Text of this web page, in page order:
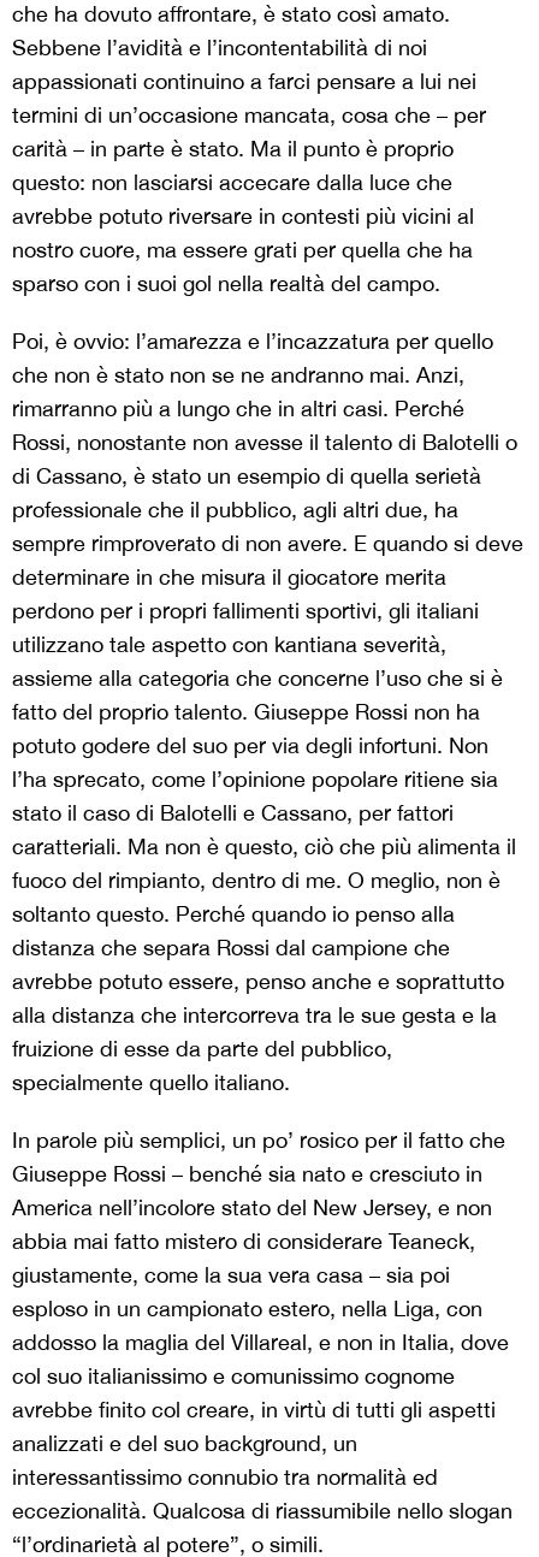
che ha dovuto affrontare, è stato così amato.
Sebbene l’avidità e l’incontentabilità di noi
appassionati continuino a farci pensare a lui nei
termini di un’occasione mancata, cosa che – per
carità – in parte è stato. Ma il punto è proprio
questo: non lasciarsi accecare dalla luce che
avrebbe potuto riversare in contesti più vicini al
nostro cuore, ma essere grati per quella che ha
sparso con i suoi gol nella realtà del campo.
Poi, è ovvio: l’amarezza e l’incazzatura per quello
che non è stato non se ne andranno mai. Anzi,
rimarranno più a lungo che in altri casi. Perché
Rossi, nonostante non avesse il talento di Balotelli o
di Cassano, è stato un esempio di quella serietà
professionale che il pubblico, agli altri due, ha
sempre rimproverato di non avere. E quando si deve
determinare in che misura il giocatore merita
perdono per i propri fallimenti sportivi, gli italiani
utilizzano tale aspetto con kantiana severità,
assieme alla categoria che concerne l’uso che si è
fatto del proprio talento. Giuseppe Rossi non ha
potuto godere del suo per via degli infortuni. Non
l’ha sprecato, come l’opinione popolare ritiene sia
stato il caso di Balotelli e Cassano, per fattori
caratteriali. Ma non è questo, ciò che più alimenta il
fuoco del rimpianto, dentro di me. O meglio, non è
soltanto questo. Perché quando io penso alla
distanza che separa Rossi dal campione che
avrebbe potuto essere, penso anche e soprattutto
alla distanza che intercorreva tra le sue gesta e la
fruizione di esse da parte del pubblico,
specialmente quello italiano.
In parole più semplici, un po’ rosico per il fatto che
Giuseppe Rossi – benché sia nato e cresciuto in
America nell’incolore stato del New Jersey, e non
abbia mai fatto mistero di considerare Teaneck,
giustamente, come la sua vera casa – sia poi
esploso in un campionato estero, nella Liga, con
addosso la maglia del Villareal, e non in Italia, dove
col suo italianissimo e comunissimo cognome
avrebbe finito col creare, in virtù di tutti gli aspetti
analizzati e del suo background, un
interessantissimo connubio tra normalità ed
eccezionalità. Qualcosa di riassumibile nello slogan
“l’ordinarietà al potere”, o simili.